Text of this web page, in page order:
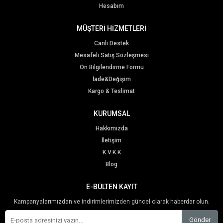
Hesabım
MÜŞTERİ HİZMETLERİ
Canlı Destek
Mesafeli Satış Sözleşmesi
Ön Bilgilendirme Formu
İade&Değişim
Kargo & Teslimat
KURUMSAL
Hakkımızda
İletişim
K.V.K.K
Blog
E-BÜLTEN KAYIT
Kampanyalarımızdan ve indirimlerimizden güncel olarak haberdar olun.
Gönder